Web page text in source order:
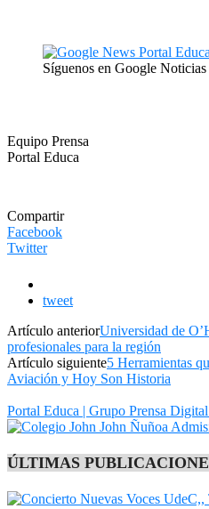
Síguenos en Google Noticias
Equipo Prensa
Portal Educa
Compartir
Facebook
Twitter
tweet
Artículo anteriorUniversidad de
profesionales para la región
Artículo siguiente5 Herramientas
Aviación y Hoy Son Historia
Portal Educa | Grupo Prensa
ÚLTIMAS